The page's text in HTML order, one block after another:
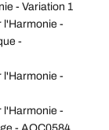
- Variation 1
l'Harmonie -
-
l'Harmonie -
l'Harmonie -